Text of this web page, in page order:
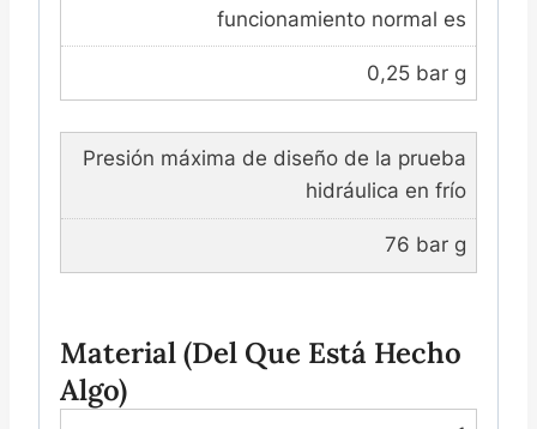
funcionamiento normal es
0,25 bar g
Presión máxima de diseño de la prueba
hidráulica en frío
76 bar g
Material (del Que Está Hecho
Algo)